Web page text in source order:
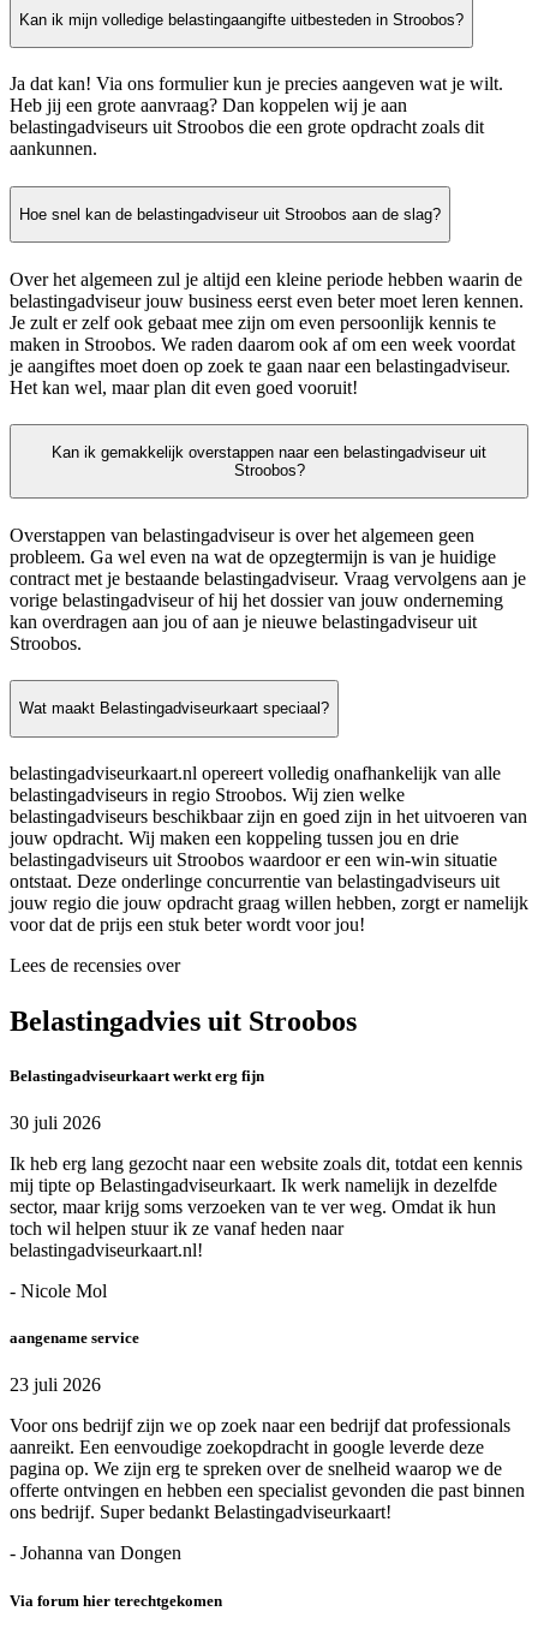
Kan ik mijn volledige belastingaangifte uitbesteden in Stroobos?
Ja dat kan! Via ons formulier kun je precies aangeven wat je wilt.
Heb jij een grote aanvraag? Dan koppelen wij je aan
belastingadviseurs uit Stroobos die een grote opdracht zoals dit
aankunnen.
Hoe snel kan de belastingadviseur uit Stroobos aan de slag?
Over het algemeen zul je altijd een kleine periode hebben waarin de
belastingadviseur jouw business eerst even beter moet leren kennen.
Je zult er zelf ook gebaat mee zijn om even persoonlijk kennis te
maken in Stroobos. We raden daarom ook af om een week voordat
je aangiftes moet doen op zoek te gaan naar een belastingadviseur.
Het kan wel, maar plan dit even goed vooruit!
Kan ik gemakkelijk overstappen naar een belastingadviseur uit
Stroobos?
Overstappen van belastingadviseur is over het algemeen geen
probleem. Ga wel even na wat de opzegtermijn is van je huidige
contract met je bestaande belastingadviseur. Vraag vervolgens aan je
vorige belastingadviseur of hij het dossier van jouw onderneming
kan overdragen aan jou of aan je nieuwe belastingadviseur uit
Stroobos.
Wat maakt Belastingadviseurkaart speciaal?
belastingadviseurkaart.nl opereert volledig onafhankelijk van alle
belastingadviseurs in regio Stroobos. Wij zien welke
belastingadviseurs beschikbaar zijn en goed zijn in het uitvoeren van
jouw opdracht. Wij maken een koppeling tussen jou en drie
belastingadviseurs uit Stroobos waardoor er een win-win situatie
ontstaat. Deze onderlinge concurrentie van belastingadviseurs uit
jouw regio die jouw opdracht graag willen hebben, zorgt er namelijk
voor dat de prijs een stuk beter wordt voor jou!
Lees de recensies over
Belastingadvies uit Stroobos
Belastingadviseurkaart werkt erg fijn
30 juli 2026
Ik heb erg lang gezocht naar een website zoals dit, totdat een kennis
mij tipte op Belastingadviseurkaart. Ik werk namelijk in dezelfde
sector, maar krijg soms verzoeken van te ver weg. Omdat ik hun
toch wil helpen stuur ik ze vanaf heden naar
belastingadviseurkaart.nl!
- Nicole Mol
aangename service
23 juli 2026
Voor ons bedrijf zijn we op zoek naar een bedrijf dat professionals
aanreikt. Een eenvoudige zoekopdracht in google leverde deze
pagina op. We zijn erg te spreken over de snelheid waarop we de
offerte ontvingen en hebben een specialist gevonden die past binnen
ons bedrijf. Super bedankt Belastingadviseurkaart!
- Johanna van Dongen
Via forum hier terechtgekomen